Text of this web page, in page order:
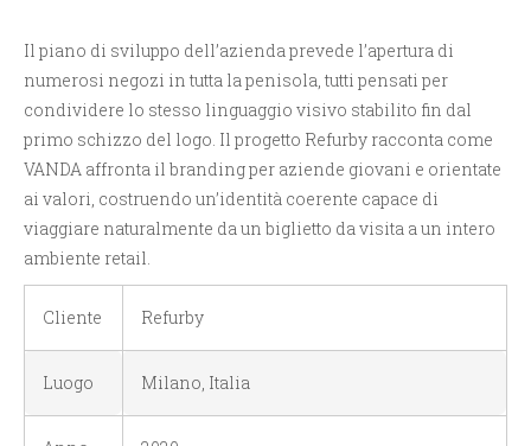
Il piano di sviluppo dell’azienda prevede l’apertura di
numerosi negozi in tutta la penisola, tutti pensati per
condividere lo stesso linguaggio visivo stabilito fin dal
primo schizzo del logo. Il progetto Refurby racconta come
VANDA affronta il branding per aziende giovani e orientate
ai valori, costruendo un’identità coerente capace di
viaggiare naturalmente da un biglietto da visita a un intero
ambiente retail.
Cliente Refurby
Luogo Milano, Italia